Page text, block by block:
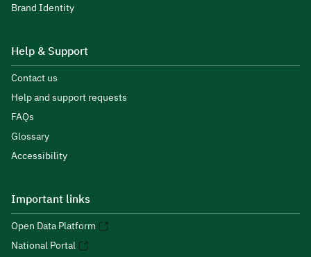
Brand Identity
Help & Support
Contact us
Help and support requests
FAQs
Glossary
Accessibility
Important links
Open Data Platform
National Portal